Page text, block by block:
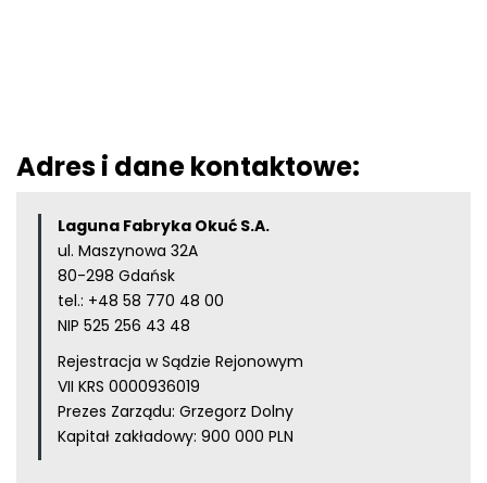
Adres i dane kontaktowe:
Laguna Fabryka Okuć S.A.
ul. Maszynowa 32A
80-298 Gdańsk
tel.: +48 58 770 48 00
NIP 525 256 43 48
Rejestracja w Sądzie Rejonowym
VII KRS 0000936019
Prezes Zarządu: Grzegorz Dolny
Kapitał zakładowy: 900 000 PLN